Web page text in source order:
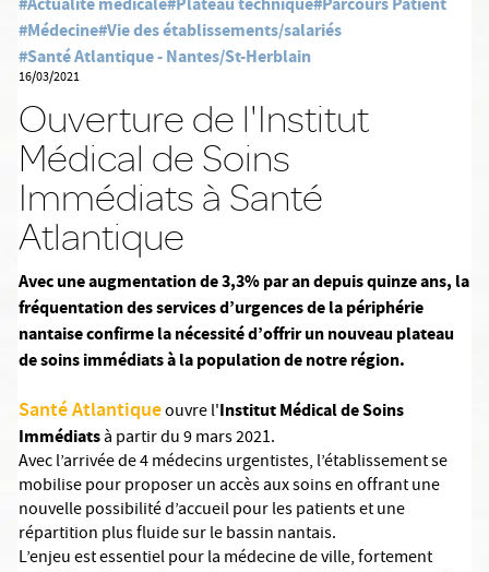
#Médecine#Vie des établissements/salariés
#Santé Atlantique - Nantes/St-Herblain
16/03/2021
Ouverture de l'Institut
Médical de Soins
Immédiats à Santé
Atlantique
Avec une augmentation de 3,3% par an depuis quinze ans, la
fréquentation des services d’urgences de la périphérie
nantaise confirme la nécessité d’offrir un nouveau plateau
de soins immédiats à la population de notre région.
Santé Atlantiqueouvre l'Institut Médical de Soins
Immédiatsà partir du 9 mars 2021.
Avec l’arrivée de 4 médecins urgentistes, l’établissement se
mobilise pour proposer un accès aux soins en offrant une
nouvelle possibilité d’accueil pour les patients et une
répartition plus fluide sur le bassin nantais.
L’enjeu est essentiel pour la médecine de ville, fortement